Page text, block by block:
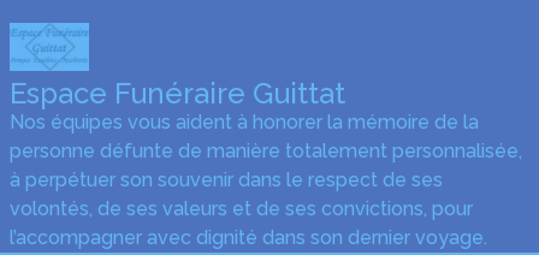
Espace Funéraire Guittat
Nos équipes vous aident à honorer la mémoire de la
personne défunte de manière totalement personnalisée,
à perpétuer son souvenir dans le respect de ses
volontés, de ses valeurs et de ses convictions, pour
l’accompagner avec dignité dans son dernier voyage.